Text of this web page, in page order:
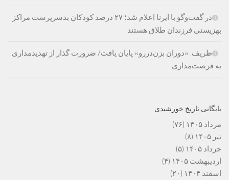
در گفت‌وگو با ایرنا اعلام شد؛ ۲۷ درصد کودکان بدسرپرست مراکز
بهزیستی فرزندان طلاق هستند
ظریف: «دوران بزن‌دررو» پایان یافت/ ضرورت گذار از تهدیدمداری
به فرصت‌مداری
بایگانی تاریخ خورشیدی
مرداد ۱۴۰۵
(۷۶)
تیر ۱۴۰۵
(۸)
خرداد ۱۴۰۵
(۵)
اردیبهشت ۱۴۰۵
(۴)
اسفند ۱۴۰۴
(۲۰)